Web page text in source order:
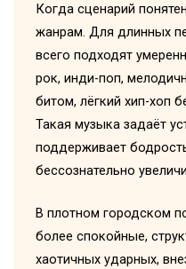
Когда сценарий
жанрам. Для длинных
всего подходят
рок, инди-поп,
битом, лёгкий хип-хоп
Такая музыка задаёт
поддерживает
бессознательно
В плотном городском
более спокойные,
хаотичных ударных,